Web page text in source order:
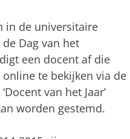
in de universitaire
Dag van het
een docent af die
te bekijken via de
van het Jaar’
worden gestemd.